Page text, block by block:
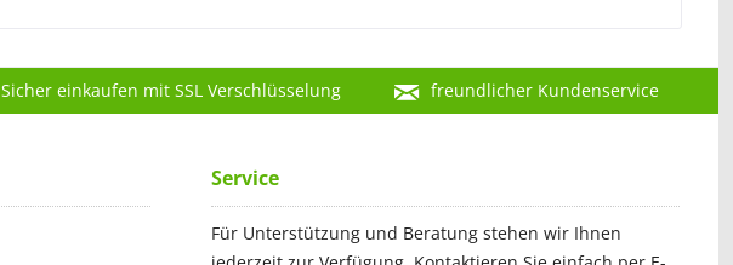
Sicher einkaufen mit SSL Verschlüsselung freundlicher Kundenservice
Service
Für Unterstützung und Beratung stehen wir Ihnen